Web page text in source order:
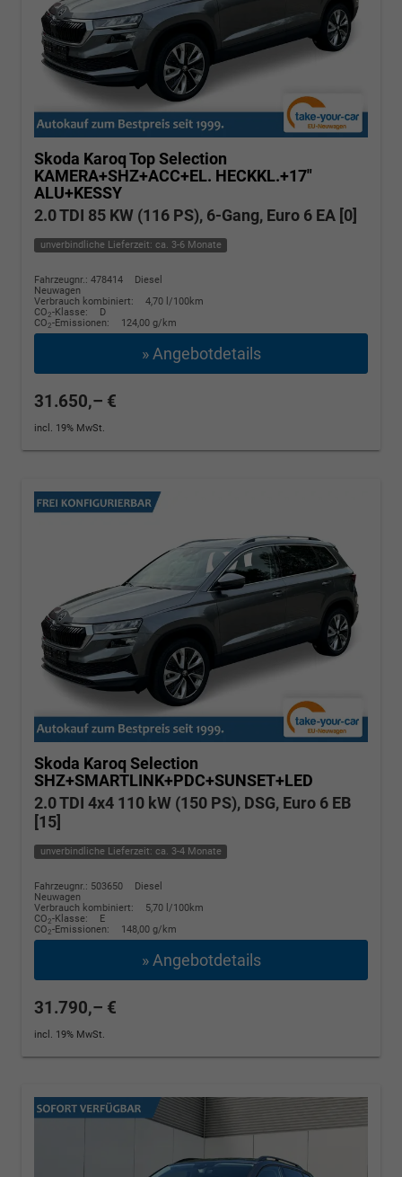
Skoda KaroqTop Selection
KAMERA+SHZ+ACC+EL. HECKKL.+17"
ALU+KESSY
2.0 TDI 85 KW (116 PS), 6-Gang, Euro 6 EA [0]
unverbindliche Lieferzeit: ca. 3-6 Monate
Fahrzeugnr.: 478414
Diesel
Neuwagen
Verbrauch kombiniert:
4,70 l/100km
CO2-Klasse:
D
CO2-Emissionen: 124,00 g/km
» Angebotdetails
31.650,– €
incl. 19% MwSt.
Skoda Karoq Selection
SHZ+SMARTLINK+PDC+SUNSET+LED
2.0 TDI 4x4 110 kW (150 PS), DSG, Euro 6 EB
[15]
unverbindliche Lieferzeit: ca. 3-4 Monate
Fahrzeugnr.: 503650
Diesel
Neuwagen
Verbrauch kombiniert:
5,70 l/100km
CO2-Klasse:
E
CO2-Emissionen: 148,00 g/km
» Angebotdetails
31.790,– €
incl. 19% MwSt.